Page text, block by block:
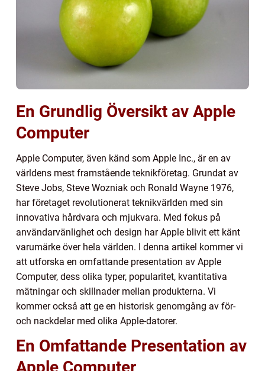
En Grundlig Översikt av Apple
Computer
Apple Computer, även känd som Apple Inc., är en av
världens mest framstående teknikföretag. Grundat av
Steve Jobs, Steve Wozniak och Ronald Wayne 1976,
har företaget revolutionerat teknikvärlden med sin
innovativa hårdvara och mjukvara. Med fokus på
användarvänlighet och design har Apple blivit ett känt
varumärke över hela världen. I denna artikel kommer vi
att utforska en omfattande presentation av Apple
Computer, dess olika typer, popularitet, kvantitativa
mätningar och skillnader mellan produkterna. Vi
kommer också att ge en historisk genomgång av för-
och nackdelar med olika Apple-datorer.
En Omfattande Presentation av
Apple Computer